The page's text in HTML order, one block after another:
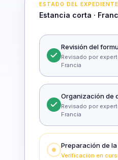
ESTADO DEL EXPEDIENTE
Estancia corta ·
Revisión del
Revisado por
Francia
Organización de
Revisado por
Francia
Preparación de
Verificación en